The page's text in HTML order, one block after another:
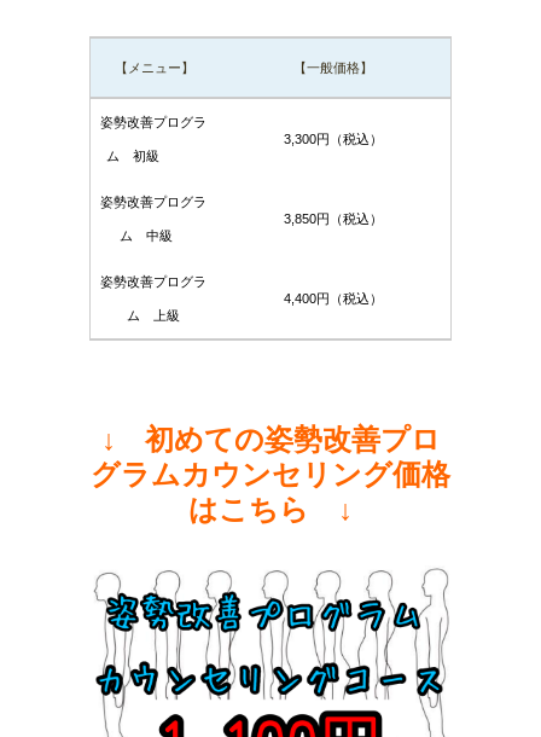
【メニュー】 【一般価格】
姿勢改善プログラ
ム 初級
3,300円（税込）
姿勢改善プログラ
ム 中級
3,850円（税込）
姿勢改善プログラ
ム 上級
4,400円（税込）
↓ 初めての姿勢改善プロ
グラムカウンセリング価格
はこちら ↓